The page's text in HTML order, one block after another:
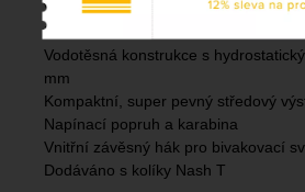
Vnitřní odnímatelná parozábrana pro
kondenzace
Vodotěsná konstrukce s
mm
Kompaktní, super pevný středový
Napínací popruh a karabina
Vnitřní závěsný hák pro bivakovací
Dodáváno s kolíky Nash T